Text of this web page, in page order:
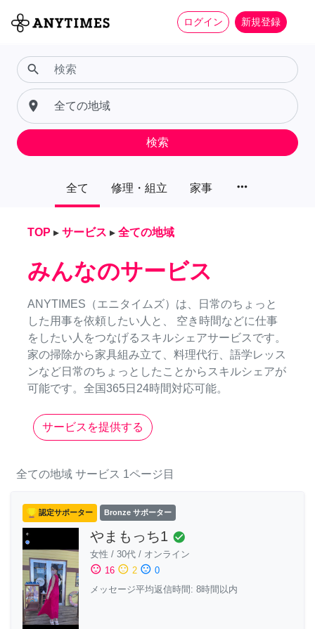
ログイン 新規登録
全て 修理・組立 家事 more_horiz
search
place
検索
TOP ▸ サービス ▸ 全ての地域
みんなのサービス
ANYTIMES（エニタイムズ）は、日常のちょっと
した用事を依頼したい人と、 空き時間などに仕事
をしたい人をつなげるスキルシェアサービスです。
家の掃除から家具組み立て、料理代行、語学レッス
ンなど日常のちょっとしたことからスキルシェアが
可能です。全国365日24時間対応可能。
サービスを提供する
全ての地域 サービス 1ページ目
認定サポーター Bronze サポーター
やまもっち1 check_circle
女性 / 30代 / オンライン
sentiment_satisfied 16 sentiment_neutral 2 sentiment_dissatisfied 0
メッセージ平均返信時間: 8時間以内